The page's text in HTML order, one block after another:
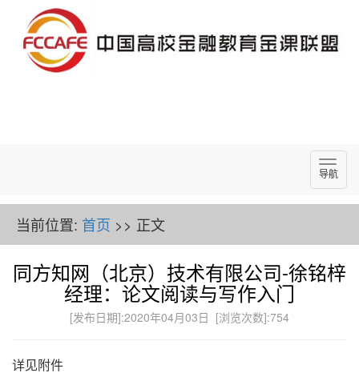
导
航
导航
当前位置: 首页 >> 正文
同方知网（北京）技术有限公司-徐铭梓
经理：论文阅读与写作入门
[发布日期]:2020年04月03日 [浏览次数]:754
详见附件